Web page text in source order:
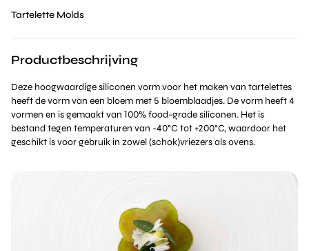
Tartelette Molds
Productbeschrijving
Deze hoogwaardige siliconen vorm voor het maken van tartelettes
heeft de vorm van een bloem met 5 bloemblaadjes. De vorm heeft 4
vormen en is gemaakt van 100% food-grade siliconen. Het is
bestand tegen temperaturen van -40°C tot +200°C, waardoor het
geschikt is voor gebruik in zowel (schok)vriezers als ovens.